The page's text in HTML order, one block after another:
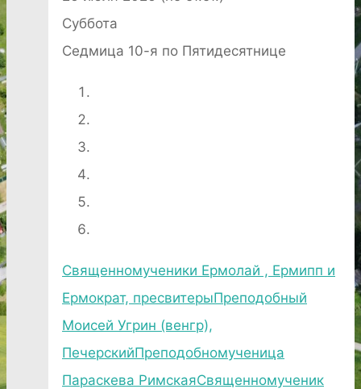
Суббота
Седмица 10-я по Пятидесятнице
Священномученики Ермолай , Ермипп и
Ермократ, пресвитерыПреподобный
Моисей Угрин (венгр),
ПечерскийПреподобномученица
Параскева РимскаяСвященномученик